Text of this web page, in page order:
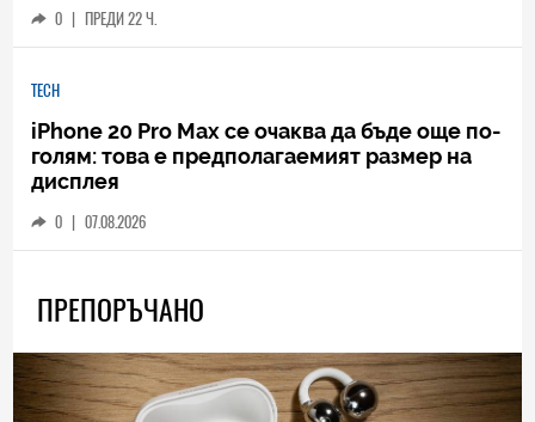
0 | ПРЕДИ 22 Ч.
TECH
iPhone 20 Pro Max се очаква да бъде още по-
голям: това е предполагаемият размер на
дисплея
0 | 07.08.2026
ПРЕПОРЪЧАНО